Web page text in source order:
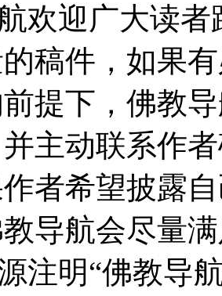
欢迎广大读
稿件，如果
提下，佛教
主动联系作
者希望披露
导航会尽量
注明“佛教导